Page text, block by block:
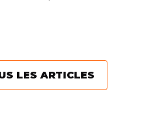
LES ARTICLES